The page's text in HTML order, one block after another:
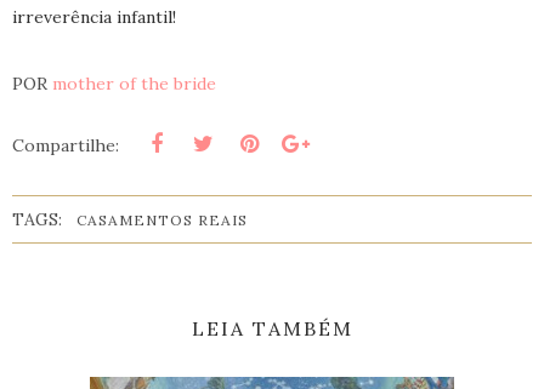
irreverência infantil!
POR mother of the bride
Compartilhe:
TAGS: CASAMENTOS REAIS
LEIA TAMBÉM